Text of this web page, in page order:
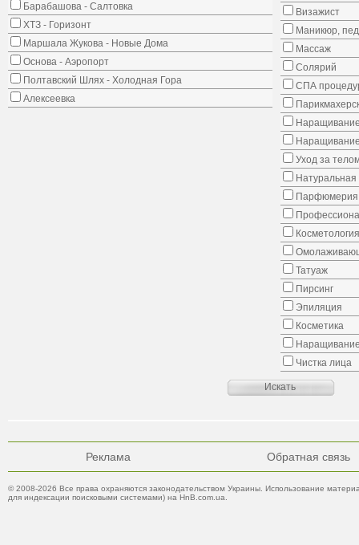
Барабашова - Салтовка
ХТЗ - Горизонт
Маршала Жукова - Новые Дома
Основа - Аэропорт
Полтавский Шлях - Холодная Гора
Алексеевка
Визажист
Маникюр,
Массаж
Солярий
СПА
Уход за
Натуральная
Парфюмерия
Косметология
Татуаж
Пирсинг
Эпиляция
Косметика
Чистка лица
Реклама Обратная связь
© 2008-2026 Все права охраняются законодательством Украины. Использование
для индексации поисковыми системами) на HnB.com.ua.